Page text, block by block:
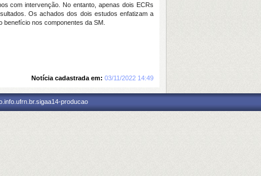
com intervenção. No entanto, apenas dois ECRs
Os achados dos dois estudos enfatizam a
nos componentes da SM.
Notícia cadastrada em: 03/11/2022 14:49
producao